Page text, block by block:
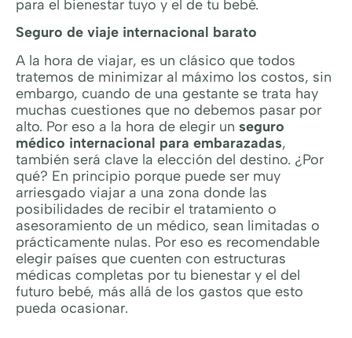
para el bienestar tuyo y el de tu bebé.
Seguro de viaje internacional barato
A la hora de viajar, es un clásico que todos
tratemos de minimizar al máximo los costos, sin
embargo, cuando de una gestante se trata hay
muchas cuestiones que no debemos pasar por
alto. Por eso a la hora de elegir un seguro
médico internacional para embarazadas,
también será clave la elección del destino. ¿Por
qué? En principio porque puede ser muy
arriesgado viajar a una zona donde las
posibilidades de recibir el tratamiento o
asesoramiento de un médico, sean limitadas o
prácticamente nulas. Por eso es recomendable
elegir países que cuenten con estructuras
médicas completas por tu bienestar y el del
futuro bebé, más allá de los gastos que esto
pueda ocasionar.